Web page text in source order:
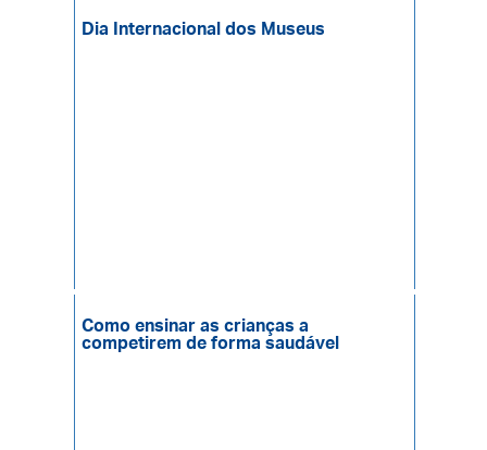
Dia Internacional dos Museus
Como ensinar as crianças a
competirem de forma saudável